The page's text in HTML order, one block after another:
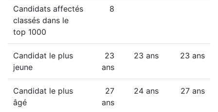
Candidats affectés
classés dans le
top 1000
8
Candidat le plus
jeune
23
ans
23 ans 23 ans
Candidat le plus
âgé
27
ans
24 ans 27 ans